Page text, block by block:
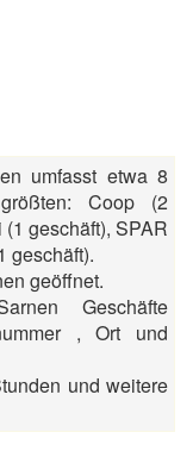
umfasst etwa 8
Coop (2
geschäft), SPAR
geschäft).
geöffnet.
Geschäfte
, Ort und
und weitere